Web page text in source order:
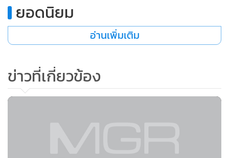
ยอดนิยม
อ่านเพิ่มเติม
ข่าวที่เกี่ยวข้อง